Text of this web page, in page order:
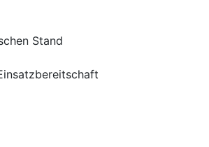
Stand